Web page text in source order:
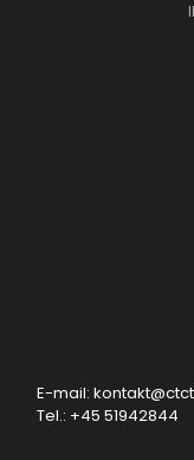
E-mail:
Tel.: +45 51942844